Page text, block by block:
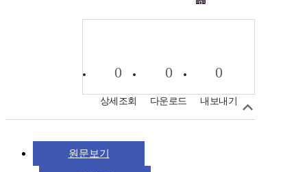
0
상세조회
0
다운로드
0
내보내기
원문보기